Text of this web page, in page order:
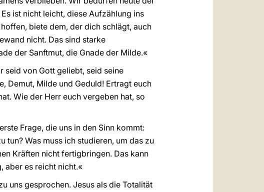
ist nicht leicht, diese Aufzählung ins
biete dem, der dich schlägt, auch
nicht. Das sind starke
der Sanftmut, die Gnade der Milde.«
seid von Gott geliebt, seid seine
Demut, Milde und Geduld! Ertragt euch
Wie der Herr euch vergeben hat, so
Frage, die uns in den Sinn kommt:
Was muss ich studieren, um das zu
Kräften nicht fertigbringen. Das kann
aber es reicht nicht.«
uns gesprochen. Jesus als die Totalität